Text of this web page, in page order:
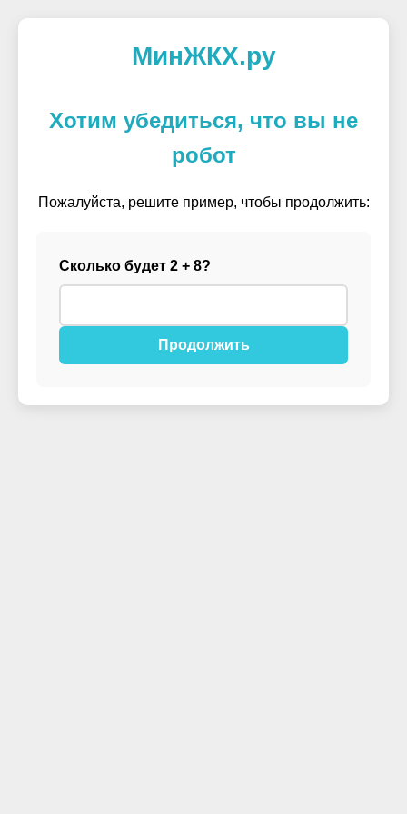
МинЖКХ.ру
Хотим убедиться, что вы не
робот
Пожалуйста, решите пример, чтобы продолжить:
Сколько будет 2 + 8?
Продолжить